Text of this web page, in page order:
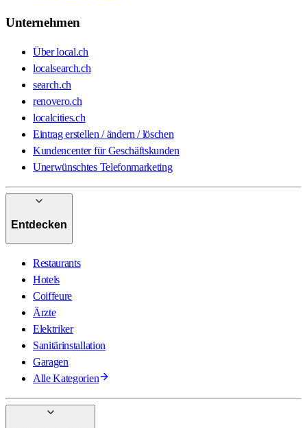
Unternehmen
Über local.ch
localsearch.ch
search.ch
renovero.ch
localcities.ch
Eintrag erstellen / ändern / löschen
Kundencenter für Geschäftskunden
Unerwünschtes Telefonmarketing
Entdecken
Restaurants
Hotels
Coiffeure
Ärzte
Elektriker
Sanitärinstallation
Garagen
Alle Kategorien